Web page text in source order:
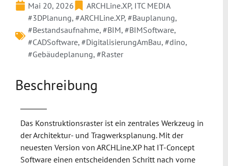
Mai 20, 2026 ARCHLine.XP, ITC MEDIA
#3DPlanung, #ARCHLine.XP, #Bauplanung,
#Bestandsaufnahme, #BIM, #BIMSoftware,
#CADSoftware, #DigitalisierungAmBau, #dino,
#Gebäudeplanung, #Raster
Beschreibung
Das Konstruktionsraster ist ein zentrales Werkzeug in
der Architektur- und Tragwerksplanung. Mit der
neuesten Version von ARCHLine.XP hat IT-Concept
Software einen entscheidenden Schritt nach vorne